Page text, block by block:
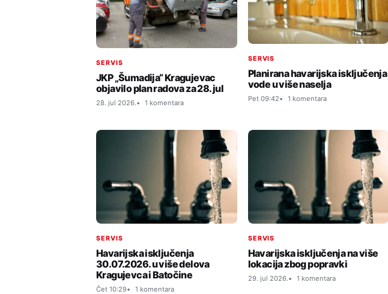
SERVIS
JKP „Šumadija“ Kragujevac
objavilo plan radova za 28. jul
28. jul 2026. 1 komentara
SERVIS
Planirana havarijska isključenja
vode u više naselja
Pet 09:42 1 komentara
SERVIS
Havarijska isključenja
30.07.2026. u više delova
Kragujevca i Batočine
Čet 10:29 1 komentara
SERVIS
Havarijska isključenja na više
lokacija zbog popravki
29. jul 2026. 1 komentara